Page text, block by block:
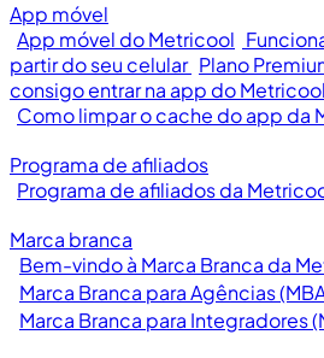
App móvel
App móvel do Metricool
partir do seu celular Plano
consigo entrar na app do
Como limpar o cache do app da
Programa de afiliados
Programa de afiliados da
Marca branca
Bem-vindo à Marca Branca da
Marca Branca para Agências
Marca Branca para Integradores